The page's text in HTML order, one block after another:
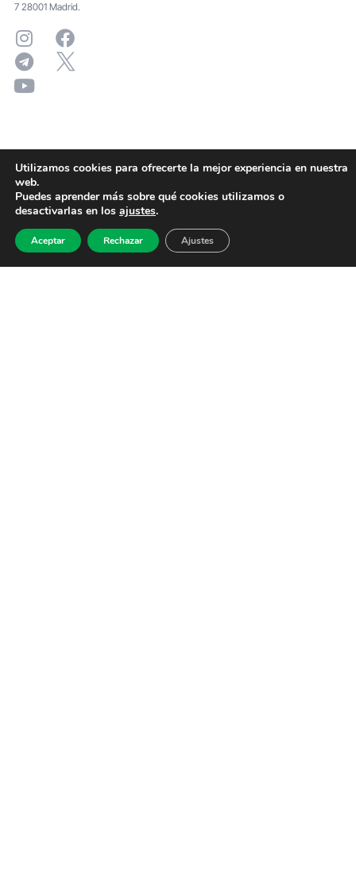
7 28001 Madrid.
Utilizamos cookies para ofrecerte la mejor experiencia en nuestra
web.
Puedes aprender más sobre qué cookies utilizamos o
desactivarlas en los ajustes.
Aceptar Rechazar Ajustes